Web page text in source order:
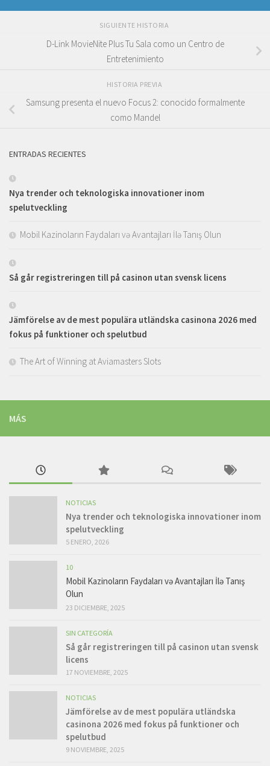
SIGUIENTE HISTORIA
D-Link MovieNite Plus Tu Sala como un Centro de
Entretenimiento
HISTORIA PREVIA
Samsung presenta el nuevo Focus 2: conocido formalmente
como Mandel
ENTRADAS RECIENTES
Nya trender och teknologiska innovationer inom
spelutveckling
Mobil Kazinoların Faydaları və Avantajları İlə Tanış Olun
Så går registreringen till på casinon utan svensk licens
Jämförelse av de mest populära utländska casinona 2026 med
fokus på funktioner och spelutbud
The Art of Winning at Aviamasters Slots
MÁS
NOTICIAS
Nya trender och teknologiska innovationer inom
spelutveckling
5 ENERO, 2026
10
Mobil Kazinoların Faydaları və Avantajları İlə Tanış
Olun
23 DICIEMBRE, 2025
SIN CATEGORÍA
Så går registreringen till på casinon utan svensk
licens
17 NOVIEMBRE, 2025
NOTICIAS
Jämförelse av de mest populära utländska
casinona 2026 med fokus på funktioner och
spelutbud
9 NOVIEMBRE, 2025